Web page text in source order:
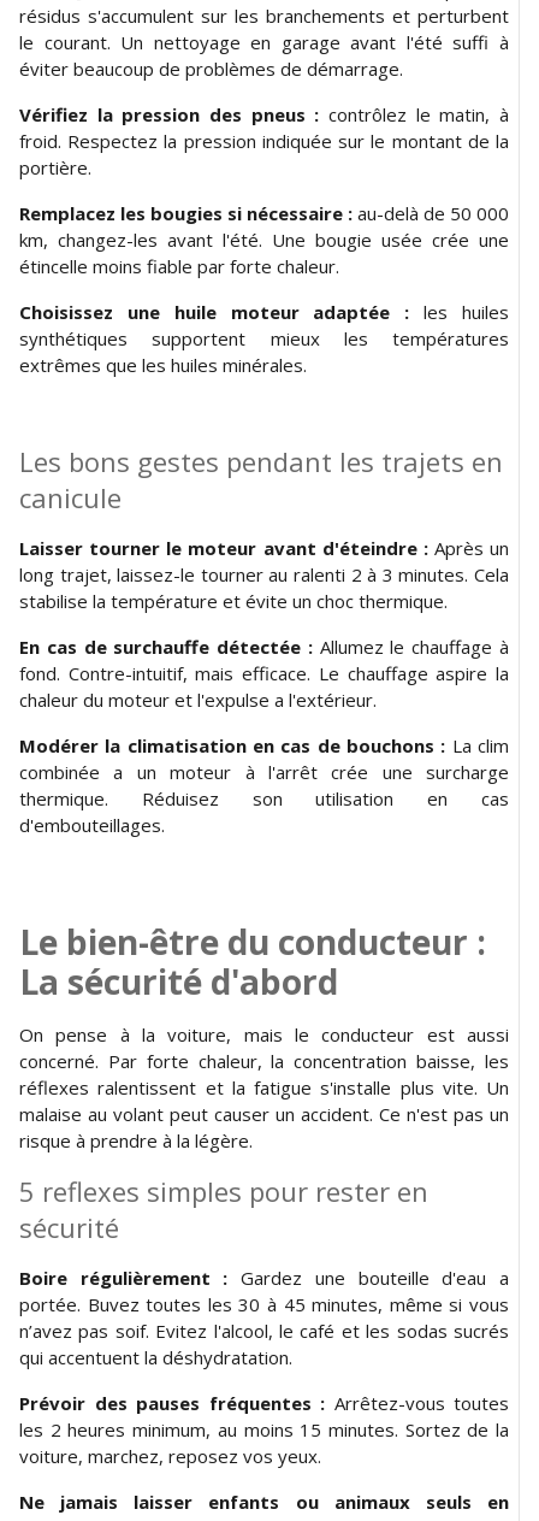
résidus s'accumulent sur les branchements et perturbent
le courant. Un nettoyage en garage avant l'été suffi à
éviter beaucoup de problèmes de démarrage.
Vérifiez la pression des pneus : contrôlez le matin, à
froid. Respectez la pression indiquée sur le montant de la
portière.
Remplacez les bougies si nécessaire : au-delà de 50 000
km, changez-les avant l'été. Une bougie usée crée une
étincelle moins fiable par forte chaleur.
Choisissez une huile moteur adaptée :les huiles
synthétiques supportent mieux les températures
extrêmes que les huiles minérales.
Les bons gestes pendant les trajets en
canicule
Laisser tourner le moteur avant d'éteindre : Après un
long trajet, laissez-le tourner au ralenti 2 à 3 minutes. Cela
stabilise la température et évite un choc thermique.
En cas de surchauffe détectée : Allumez le chauffage à
fond. Contre-intuitif, mais efficace. Le chauffage aspire la
chaleur du moteur et l'expulse a l'extérieur.
Modérer la climatisation en cas de bouchons : La clim
combinée a un moteur à l'arrêt crée une surcharge
thermique. Réduisez son utilisation en cas
d'embouteillages.
Le bien-être du conducteur :
La sécurité d'abord
On pense à la voiture, mais le conducteur est aussi
concerné. Par forte chaleur, la concentration baisse, les
réflexes ralentissent et la fatigue s'installe plus vite. Un
malaise au volant peut causer un accident. Ce n'est pas un
risque à prendre à la légère.
5 reflexes simples pour rester en
sécurité
Boire régulièrement :Gardez une bouteille d'eau a
portée. Buvez toutes les 30 à 45 minutes, même si vous
n’avez pas soif. Evitez l'alcool, le café et les sodas sucrés
qui accentuent la déshydratation.
Prévoir des pauses fréquentes : Arrêtez-vous toutes
les 2 heures minimum, au moins 15 minutes. Sortez de la
voiture, marchez, reposez vos yeux.
Ne jamais laisser enfants ou animaux seuls en